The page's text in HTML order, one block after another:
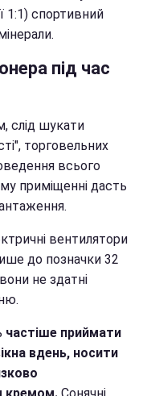
1:1) спортивний
під час
слід шукати
торговельних
всього
приміщенні дасть
вентилятори
до позначки 32
не здатні
частіше приймати
вдень, носити